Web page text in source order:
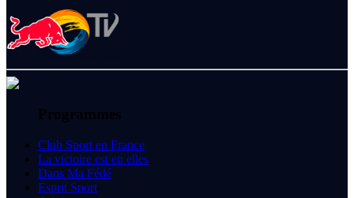
Programmes
Club Sport en France
La victoire est en elles
Dans Ma Fédé
Esprit Sport